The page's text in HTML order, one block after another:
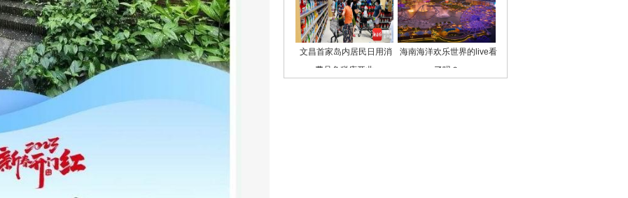
文昌首家岛内居民日用消
费品免税店开业
海南海洋欢乐世界的live看
了吗？